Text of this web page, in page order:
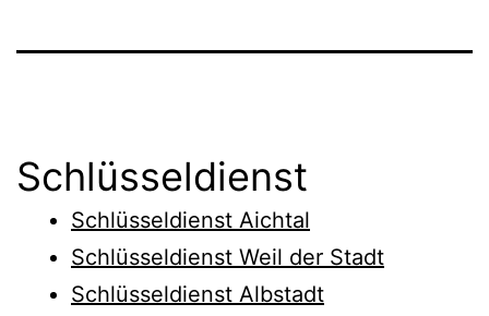
Schlüsseldienst
Schlüsseldienst Aichtal
Schlüsseldienst Weil der Stadt
Schlüsseldienst Albstadt